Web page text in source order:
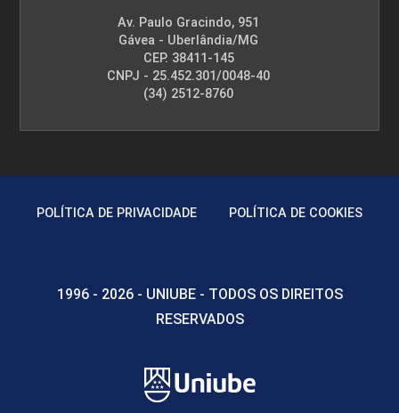
Av. Paulo Gracindo, 951
Gávea - Uberlândia/MG
CEP. 38411-145
CNPJ - 25.452.301/0048-40
(34) 2512-8760
POLÍTICA DE PRIVACIDADE POLÍTICA DE COOKIES
1996 - 2026 - UNIUBE - TODOS OS DIREITOS
RESERVADOS